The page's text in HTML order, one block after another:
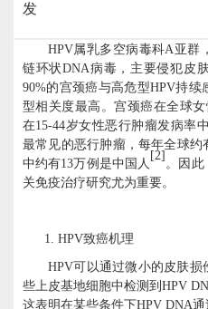
发
HPV属乳多空病毒科A亚群
链环状DNA病毒，主要侵犯皮
90%的宫颈癌与高危型HPV持续
型相关度最高。宫颈癌在全球
在15-44岁女性恶行肿瘤发病率
最常见的恶行肿瘤，每年全球约
中约有13万例是中国人
[2]
。因此
关免疫治疗研究尤为重要。
1. HPV致癌机理
HPV可以通过微小的皮肤
些上皮基地细胞中检测到HPV
这表明在某些条件下HPV DNA